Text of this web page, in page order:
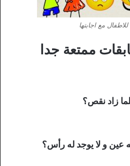
مع اجابتها
ممتعة جدا
زاد نقص؟
و لا يوجد له رأس؟